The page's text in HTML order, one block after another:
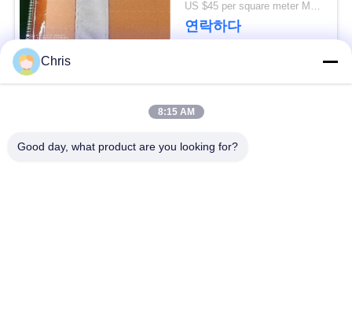
을
요
구
세
US $45 per square meter MOQ:100m2
연락하다
비 부직물 산업용 롤러
Chris
8:15 AM
Good day, what product are you looking for?